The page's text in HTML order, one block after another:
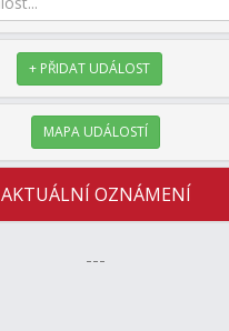
+ PŘIDAT UDÁLOST
MAPA UDÁLOSTÍ
AKTUÁLNÍ OZNÁMENÍ
---